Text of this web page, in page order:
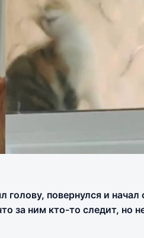
повернулся и начал
за ним кто-то следит, но